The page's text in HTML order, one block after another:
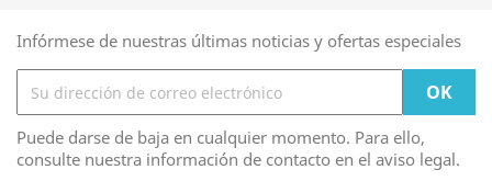
Infórmese de nuestras últimas noticias y ofertas especiales
Puede darse de baja en cualquier momento. Para ello,
consulte nuestra información de contacto en el aviso legal.